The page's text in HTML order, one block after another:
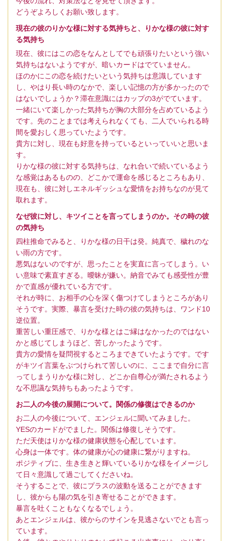
どうぞよろしくお願い致します。
現在の彼のりかな様に対する気持ちと、りかな様の彼に対す
る気持ち
現在、彼にはこの恋をなんとしてでも頑張りたいという強い
気持ちはないようですが、暗いカードはでていません。
ほのかにこの恋を続けたいという気持ちは意識しています
し、やはり長い時のなかで、楽しい記憶の方が多かったので
はないでしょうか？滞在意識にはカップの3がでています。
一緒にいて楽しかった気持ちが胸の大部分を占めているよう
です。先のことまでは考えられなくても、二人でいられる時
間を愛おしく思っていたようです。
貴方に対し、現在も好意を持っているといっていいと思いま
す。
りかな様の彼に対する気持ちは、なれ合いで続いているよう
な感覚はあるものの、どこかで運命を感じるところもあり、
現在も、彼に対しエネルギッシュな愛情をお持ちなのが見て
取れます。
なぜ彼に対し、キツイことを言ってしまうのか。その時の彼
の気持ち
四柱推命でみると、りかな様の日干は癸。純真で、穢れのな
い雨の方です。
悪気はないのですが、思ったことを実直に言ってしまう。い
い意味で素直すぎる。曖昧が嫌い。納音でみても感受性が豊
かで直感が優れている方です。
それが時に、お相手の心を深く傷つけてしまうところがあり
そうです。実際、暴言を受けた時の彼の気持ちは、ワンド10
逆位置。
重苦しい重圧感で、りかな様とはご縁はなかったのではない
かと感じてしまうほど、苦しかったようです。
貴方の愛情を疑問視するところまできていたようです。です
がキツイ言葉をぶつけられて苦しいのに、ここまで自分に言
ってしまうりかな様に対し、どこか自尊心が満たされるよう
な不思議な気持ちもあったようです。
お二人の今後の展開について。関係の修復はできるのか
お二人の今後について、エンジェルに聞いてみました。
YESのカードがでました。関係は修復しそうです。
ただ天使はりかな様の健康状態を心配しています。
心身は一体です。体の健康が心の健康に繋がりますね。
ポジティブに、生き生きと輝いているりかな様をイメージし
て日々意識して過ごしてくださいね。
そうすることで、彼にプラスの波動を送ることができます
し、彼からも陽の気を引き寄せることができます。
暴言を吐くこともなくなるでしょう。
あとエンジェルは、彼からのサインを見逃さないでとも言っ
ています。